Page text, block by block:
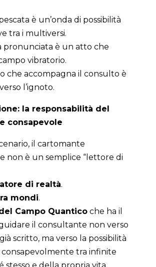
è un’onda di possibilità
tra i multiversi.
pronunciata è un atto che
vibratorio.
che accompagna il consulto è
l’ignoto.
la responsabilità del
consapevole
il cartomante
non è un semplice “lettore di
di realtà.
mondi.
Campo Quanticoche ha il
il consultante non verso
scritto, ma verso la possibilità
consapevolmente tra infinite
stesso e della propria vita.